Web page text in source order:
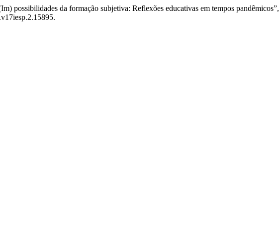
possibilidades da formação subjetiva: Reflexões educativas em tempos pandêmicos”,